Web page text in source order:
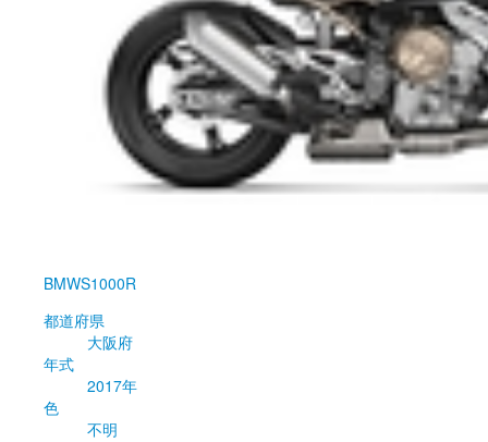
BMWS1000R
都道府県
大阪府
年式
2017年
色
不明